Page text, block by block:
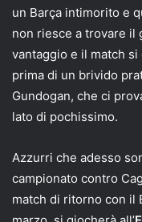
un Barça intimorito e
non riesce a trovare il
vantaggio e il match
prima di un brivido
Gundogan, che ci
lato di pochissimo.
Azzurri che adesso
campionato contro
match di ritorno con il